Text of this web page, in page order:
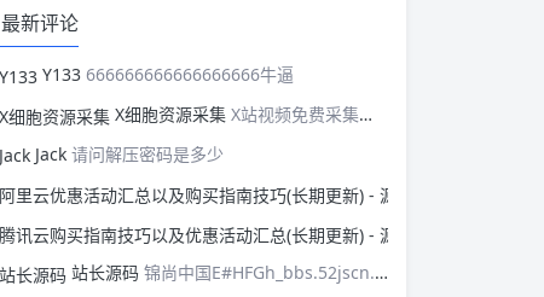
最新评论
Y133 666666666666666666牛逼
X细胞资源采集 X站视频免费采集，可以适配此CMS，含免费模板。有需要的站长可以看看xxibaozyw.com
Jack 请问解压密码是多少
站长源码 锦尚中国E#HFGh_bbs.52jscn.comEYzhibo8